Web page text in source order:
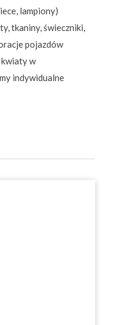
lampiony)
tkaniny, świeczniki,
pojazdów
w
indywidualne